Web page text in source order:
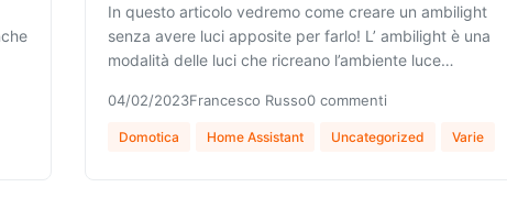
In questo articolo vedremo come creare un ambilight
senza avere luci apposite per farlo! L’ ambilight è una
modalità delle luci che ricreano l’ambiente luce…
04/02/2023Francesco Russo0 commenti
Domotica Home Assistant Uncategorized Varie